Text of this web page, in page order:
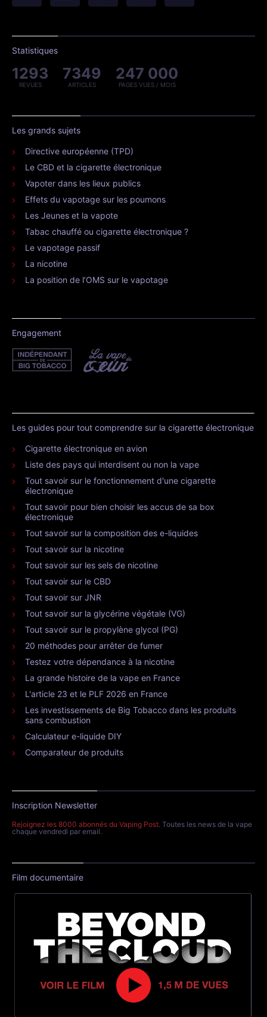
Statistiques
1293
REVUES
7349
ARTICLES
247 000
PAGES VUES / MOIS
Les grands sujets
Directive européenne (TPD)
Le CBD et la cigarette électronique
Vapoter dans les lieux publics
Effets du vapotage sur les poumons
Les Jeunes et la vapote
Tabac chauffé ou cigarette électronique ?
Le vapotage passif
La nicotine
La position de l’OMS sur le vapotage
Engagement
Les guides pour tout comprendre sur la cigarette électronique
Cigarette électronique en avion
Liste des pays qui interdisent ou non la vape
Tout savoir sur le fonctionnement d'une cigarette
électronique
Tout savoir pour bien choisir les accus de sa box
électronique
Tout savoir sur la composition des e-liquides
Tout savoir sur la nicotine
Tout savoir sur les sels de nicotine
Tout savoir sur le CBD
Tout savoir sur JNR
Tout savoir sur la glycérine végétale (VG)
Tout savoir sur le propylène glycol (PG)
20 méthodes pour arrêter de fumer
Testez votre dépendance à la nicotine
La grande histoire de la vape en France
L'article 23 et le PLF 2026 en France
Les investissements de Big Tobacco dans les produits
sans combustion
Calculateur e-liquide DIY
Comparateur de produits
Inscription Newsletter
Rejoignez les 8000 abonnés du Vaping Post. Toutes les news de la vape
chaque vendredi par email.
Film documentaire